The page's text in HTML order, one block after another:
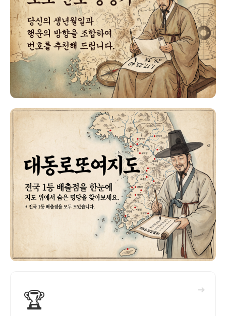
➜
🏆